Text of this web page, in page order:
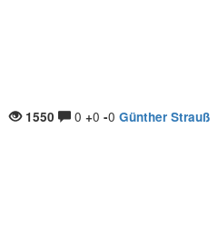
1550 0 +0 -0 Günther Strauß